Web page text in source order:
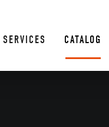
SERVICES CATALOG